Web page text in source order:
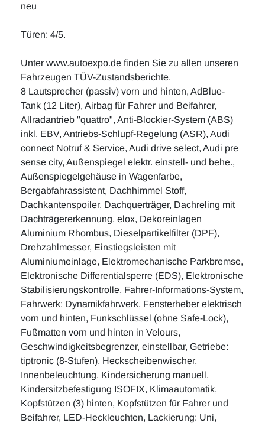
neu
Türen: 4/5.
Unter www.autoexpo.de finden Sie zu allen unseren
Fahrzeugen TÜV-Zustandsberichte.
8 Lautsprecher (passiv) vorn und hinten, AdBlue-
Tank (12 Liter), Airbag für Fahrer und Beifahrer,
Allradantrieb "quattro", Anti-Blockier-System (ABS)
inkl. EBV, Antriebs-Schlupf-Regelung (ASR), Audi
connect Notruf & Service, Audi drive select, Audi pre
sense city, Außenspiegel elektr. einstell- und behe.,
Außenspiegelgehäuse in Wagenfarbe,
Bergabfahrassistent, Dachhimmel Stoff,
Dachkantenspoiler, Dachquerträger, Dachreling mit
Dachträgererkennung, elox, Dekoreinlagen
Aluminium Rhombus, Dieselpartikelfilter (DPF),
Drehzahlmesser, Einstiegsleisten mit
Aluminiumeinlage, Elektromechanische Parkbremse,
Elektronische Differentialsperre (EDS), Elektronische
Stabilisierungskontrolle, Fahrer-Informations-System,
Fahrwerk: Dynamikfahrwerk, Fensterheber elektrisch
vorn und hinten, Funkschlüssel (ohne Safe-Lock),
Fußmatten vorn und hinten in Velours,
Geschwindigkeitsbegrenzer, einstellbar, Getriebe:
tiptronic (8-Stufen), Heckscheibenwischer,
Innenbeleuchtung, Kindersicherung manuell,
Kindersitzbefestigung ISOFIX, Klimaautomatik,
Kopfstützen (3) hinten, Kopfstützen für Fahrer und
Beifahrer, LED-Heckleuchten, Lackierung: Uni,